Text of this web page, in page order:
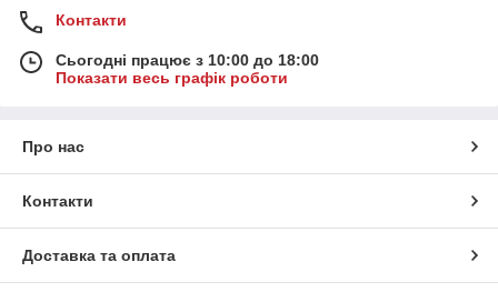
Контакти
Сьогодні працює з 10:00 до 18:00
Показати весь графік роботи
Про нас
Контакти
Доставка та оплата